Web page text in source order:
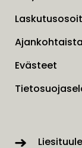
Ajankohtaista
Evästeet